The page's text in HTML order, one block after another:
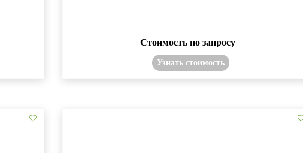
Стоимость по запросу
Узнать стоимость